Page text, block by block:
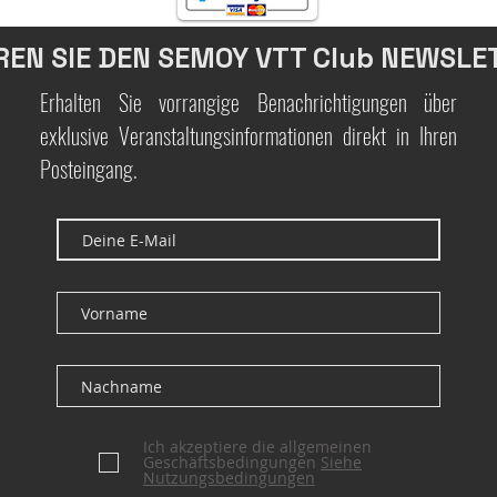
SIE DEN SEMOY VTT Club
Erhalten Sie vorrangige Benachrichtigungen über
exklusive Veranstaltungsinformationen direkt in Ihren
Posteingang.
Ich akzeptiere die allgemeinen
Geschäftsbedingungen Siehe
Nutzungsbedingungen